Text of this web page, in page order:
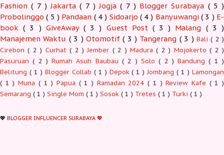
Fashion( 7 ) Jakarta( 7 ) Jogja( 7 ) Blogger Surabaya ( 5 )
Probolinggo( 5 ) Pandaan ( 4 ) Sidoarjo ( 4 ) Banyuwangi( 3 ) E-
book( 3 ) GiveAway ( 3 ) Guest Post ( 3 ) Malang ( 3 )
Manajemen Waktu ( 3 ) Otomotif( 3 ) Tangerang ( 3 ) Bali( 2 )
Cirebon( 2 ) Curhat( 2 ) Jember ( 2 ) Madura( 2 ) Mojokerto( 2 )
Pasuruan( 2 ) Rumah Asuh Baubau( 2 ) Solo( 2 ) Bandung( 1 )
Belitung ( 1 ) Blogger Collab ( 1 ) Depok( 1 ) Jombang( 1 ) Lamongan
( 1 ) Muna ( 1 ) Papua ( 1 ) Ramadan 2024( 1 ) Review Kafe ( 1 )
Semarang ( 1 ) Single Mom ( 1 ) Sosok ( 1 ) Tretes ( 1 ) Turki ( 1 )
💖 BLOGGER INFLUENCER SURABAYA 💖